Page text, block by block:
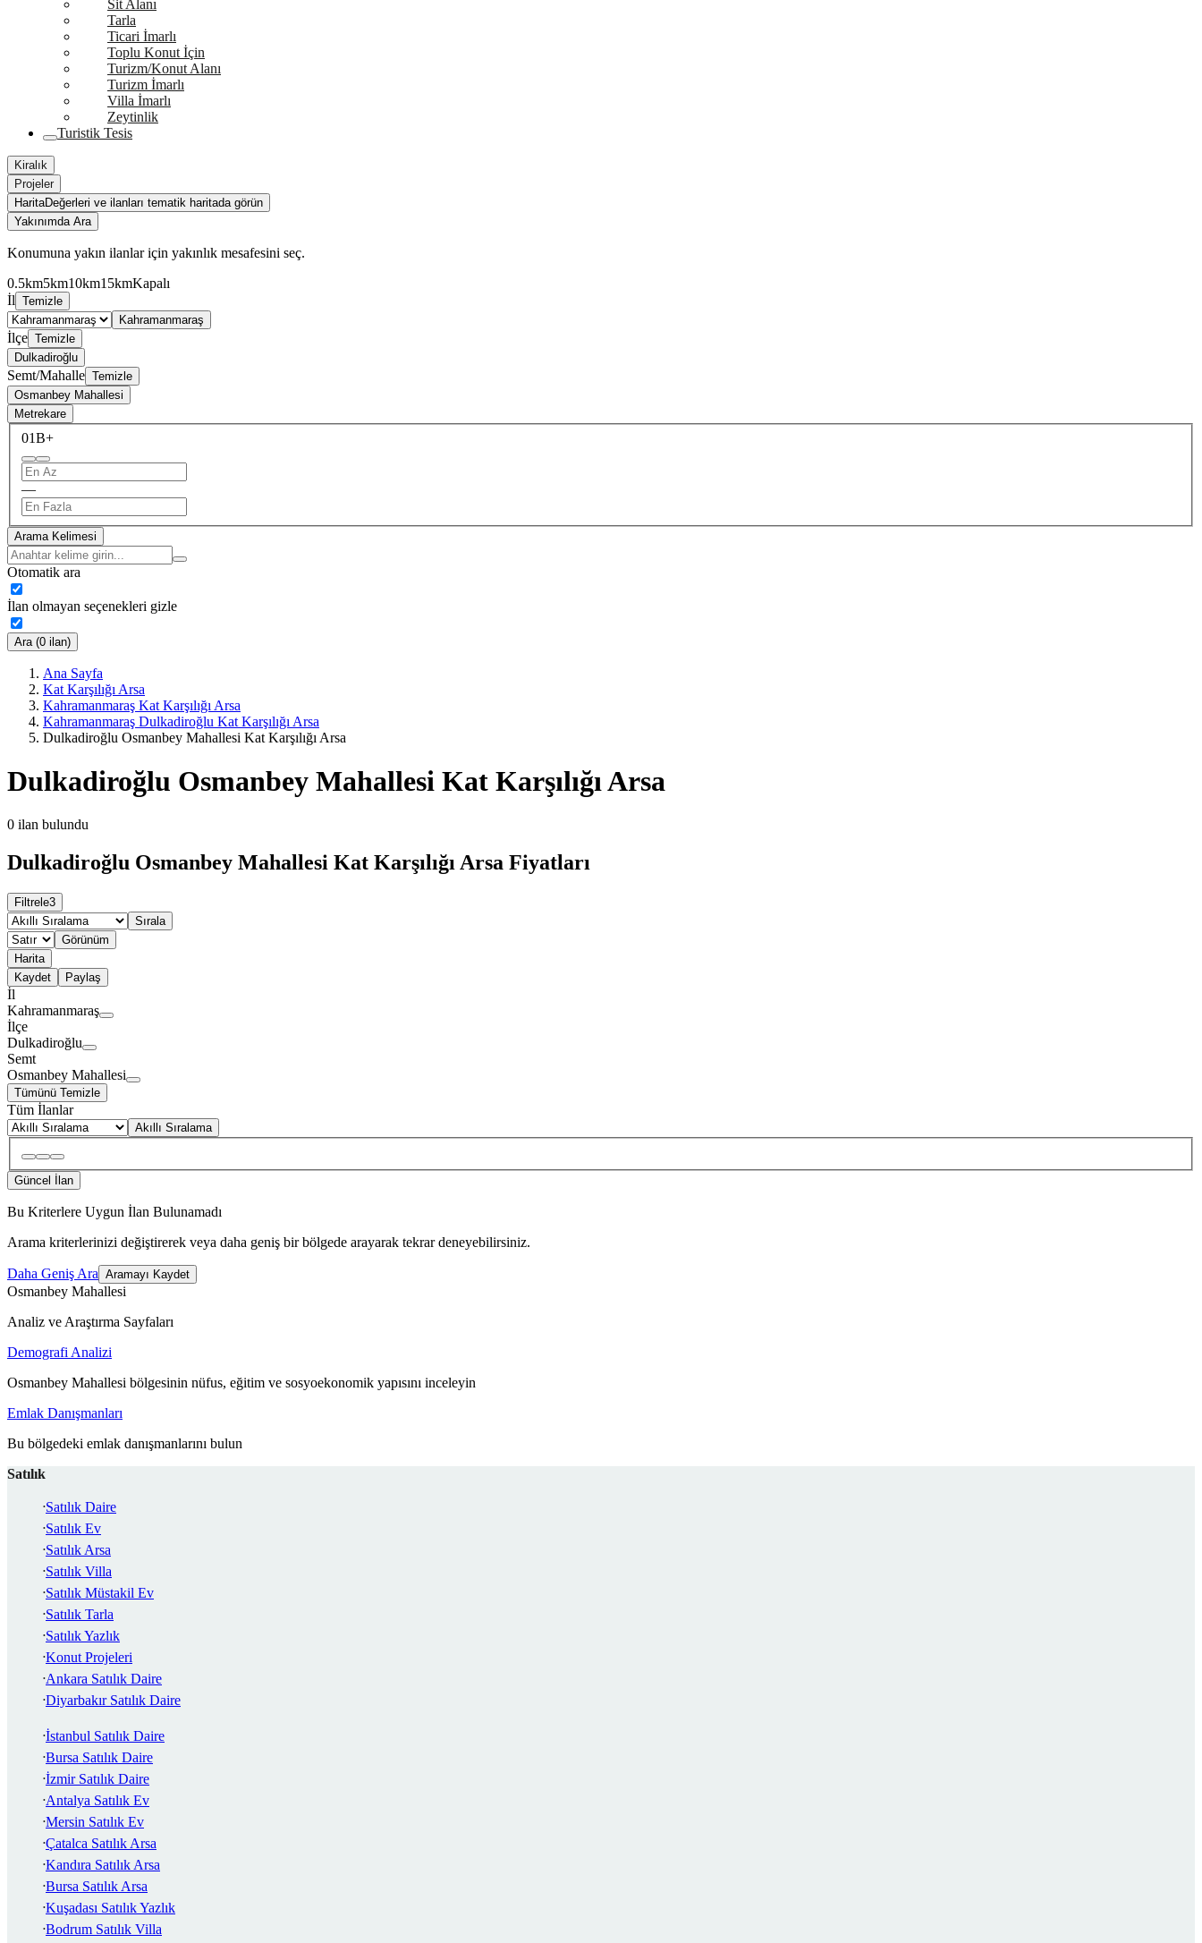
Sit Alanı
Tarla
Ticari İmarlı
Toplu Konut İçin
Turizm/Konut Alanı
Turizm İmarlı
Villa İmarlı
Zeytinlik
Turistik Tesis
Kiralık
Projeler
HaritaDeğerleri ve ilanları tematik haritada görün
Yakınımda Ara
Konumuna yakın ilanlar için yakınlık mesafesini seç.
0.5km5km10km15kmKapalı
İl Temizle
Kahramanmaraş
İlçe Temizle
Dulkadiroğlu
Semt/Mahalle Temizle
Osmanbey Mahallesi
Metrekare
01B+
—
Arama Kelimesi
Otomatik ara
İlan olmayan seçenekleri gizle
Ara (0 ilan)
Ana Sayfa
Kat Karşılığı Arsa
Kahramanmaraş Kat Karşılığı Arsa
Kahramanmaraş Dulkadiroğlu Kat Karşılığı Arsa
Dulkadiroğlu Osmanbey Mahallesi Kat Karşılığı Arsa
Dulkadiroğlu Osmanbey Mahallesi Kat Karşılığı Arsa
0 ilan bulundu
Dulkadiroğlu Osmanbey Mahallesi Kat Karşılığı Arsa Fiyatları
Filtrele3
Sırala
Görünüm
Harita
Kaydet
Paylaş
İl
Kahramanmaraş
İlçe
Dulkadiroğlu
Semt
Osmanbey Mahallesi
Tümünü Temizle
Tüm İlanlar
Akıllı Sıralama
Güncel İlan
Bu Kriterlere Uygun İlan Bulunamadı
Arama kriterlerinizi değiştirerek veya daha geniş bir bölgede arayarak tekrar deneyebilirsiniz.
Daha Geniş Ara Aramayı Kaydet
Osmanbey Mahallesi
Analiz ve Araştırma Sayfaları
Demografi Analizi
Osmanbey Mahallesi bölgesinin nüfus, eğitim ve sosyoekonomik yapısını inceleyin
Emlak Danışmanları
Bu bölgedeki emlak danışmanlarını bulun
Satılık
Satılık Daire
Satılık Ev
Satılık Arsa
Satılık Villa
Satılık Müstakil Ev
Satılık Tarla
Satılık Yazlık
Konut Projeleri
Ankara Satılık Daire
Diyarbakır Satılık Daire
İstanbul Satılık Daire
Bursa Satılık Daire
İzmir Satılık Daire
Antalya Satılık Ev
Mersin Satılık Ev
Çatalca Satılık Arsa
Kandıra Satılık Arsa
Bursa Satılık Arsa
Kuşadası Satılık Yazlık
Bodrum Satılık Villa